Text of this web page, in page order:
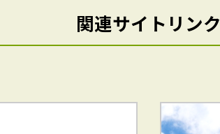
関連サイトリンク